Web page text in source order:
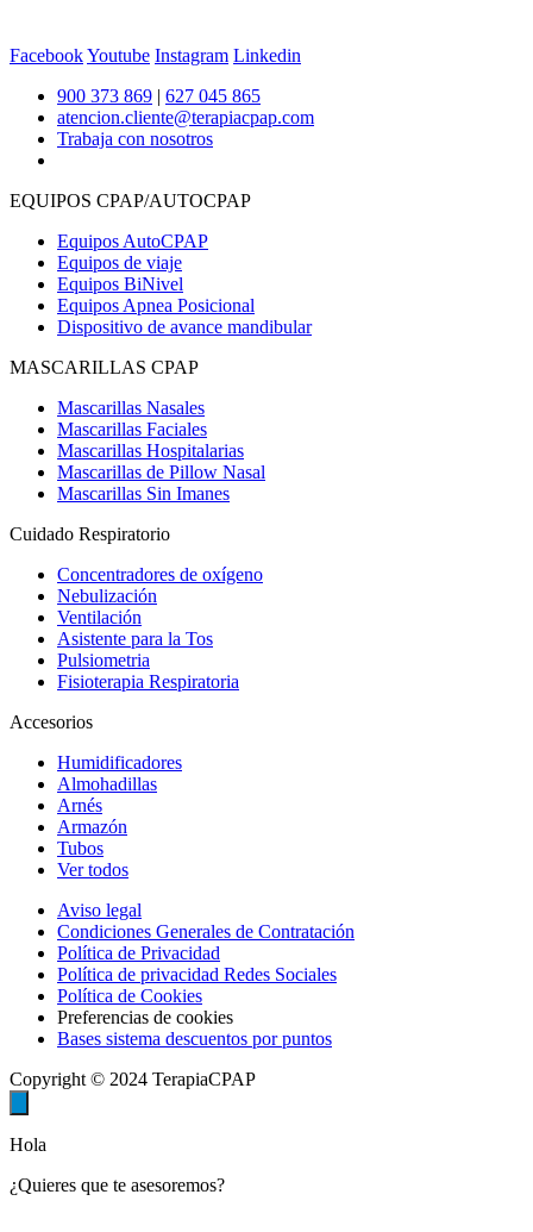
FacebookYoutube Instagram Linkedin
900 373 869 | 627 045 865
atencion.cliente@terapiacpap.com
Trabaja con nosotros
EQUIPOS CPAP/AUTOCPAP
Equipos AutoCPAP
Equipos de viaje
Equipos BiNivel
Equipos Apnea Posicional
Dispositivo de avance mandibular
MASCARILLAS CPAP
Mascarillas Nasales
Mascarillas Faciales
Mascarillas Hospitalarias
Mascarillas de Pillow Nasal
Mascarillas Sin Imanes
Cuidado Respiratorio
Concentradores de oxígeno
Nebulización
Ventilación
Asistente para la Tos
Pulsiometria
Fisioterapia Respiratoria
Accesorios
Humidificadores
Almohadillas
Arnés
Armazón
Tubos
Ver todos
Aviso legal
Condiciones Generales de Contratación
Política de Privacidad
Política de privacidad Redes Sociales
Política de Cookies
Preferencias de cookies
Bases sistema descuentos por puntos
Copyright © 2024 TerapiaCPAP
Hola
¿Quieres que te asesoremos?